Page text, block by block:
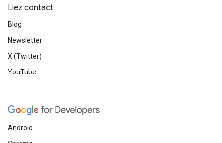
Liez contact
Blog
Newsletter
X (Twitter)
YouTube
Android